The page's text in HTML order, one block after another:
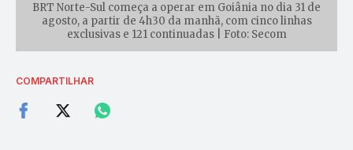
BRT Norte-Sul começa a operar em Goiânia no dia 31 de
agosto, a partir de 4h30 da manhã, com cinco linhas
exclusivas e 121 continuadas | Foto: Secom
COMPARTILHAR